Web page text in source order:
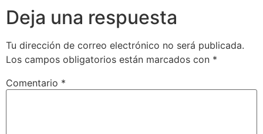
Deja una respuesta
Tu dirección de correo electrónico no será publicada.
Los campos obligatorios están marcados con *
Comentario *